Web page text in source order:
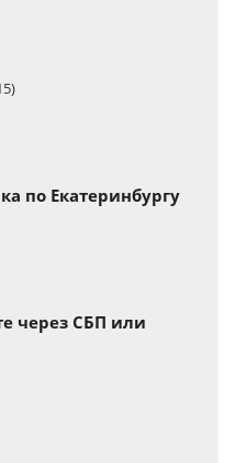
по Екатеринбургу
через СБП или